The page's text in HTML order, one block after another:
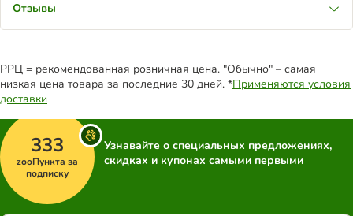
Отзывы
РРЦ = рекомендованная розничная цена. "Обычно" – самая
низкая цена товара за последние 30 дней. *Применяются условия
доставки
333
zooПункта за
подписку
Узнавайте о специальных предложениях,
скидках и купонах самыми первыми